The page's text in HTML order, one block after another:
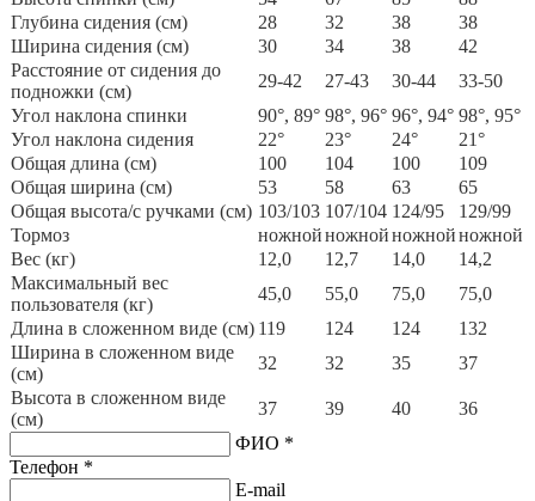
Глубина сидения (см)
28 32 38
38
Ширина сидения (см)
30 34 38
42
Расстояние от сидения до
подножки (см)
29-42 27-43 30-44
33-50
Угол наклона спинки
90°, 89° 98°, 96° 96°, 94° 98°, 95°
Угол наклона сидения
22° 23° 24°
21°
Общая длина (см)
100 104 100
109
Общая ширина (см)
53 58 63
65
Общая высота/с ручками (см) 103/103 107/104 124/95
129/99
Тормоз
ножнойножнойножнойножной
Вес (кг)
12,0 12,7 14,0
14,2
Максимальный вес
пользователя (кг)
45,0 55,0 75,0
75,0
Длина в сложенном виде (см) 119 124 124
132
Ширина в сложенном виде
(см)
32 32 35
37
Высота в сложенном виде
(см)
37 39 40
36
ФИО *
Телефон *
E-mail